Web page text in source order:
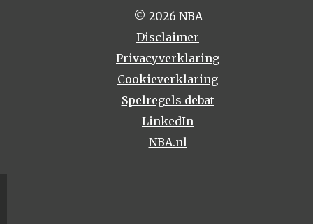
© 2026 NBA
Disclaimer
Privacyverklaring
Cookieverklaring
Spelregels debat
LinkedIn
NBA.nl